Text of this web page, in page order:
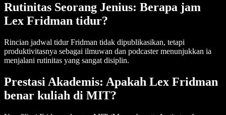
Rutinitas Seorang Jenius: Berapa jam
Lex Fridman tidur?
Rincian jadwal tidur Fridman tidak dipublikasikan, tetapi
produktivitasnya sebagai ilmuwan dan podcaster menunjukkan ia
menjalani rutinitas yang sangat disiplin.
Prestasi Akademis: Apakah Lex Fridman
benar kuliah di MIT?